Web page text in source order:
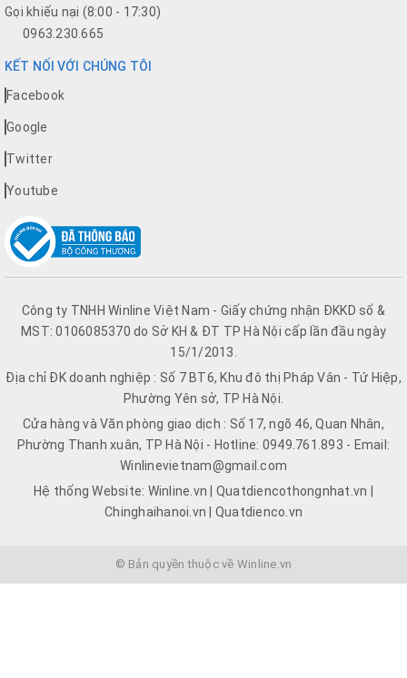
Gọi khiếu nại (8:00 - 17:30)
0963.230.665
KẾT NỐI VỚI CHÚNG TÔI
Facebook
Google
Twitter
Youtube
Công ty TNHH Winline Việt Nam - Giấy chứng nhận ĐKKD số &
MST: 0106085370 do Sở KH & ĐT TP Hà Nội cấp lần đầu ngày
15/1/2013.
Địa chỉ ĐK doanh nghiệp : Số 7 BT6, Khu đô thị Pháp Vân - Tứ Hiệp,
Phường Yên sở, TP Hà Nội.
Cửa hàng và Văn phòng giao dịch : Số 17, ngõ 46, Quan Nhân,
Phường Thanh xuân, TP Hà Nội - Hotline: 0949.761.893 - Email:
Winlinevietnam@gmail.com
Hệ thống Website: Winline.vn | Quatdiencothongnhat.vn |
Chinghaihanoi.vn | Quatdienco.vn
© Bản quyền thuộc về Winline.vn